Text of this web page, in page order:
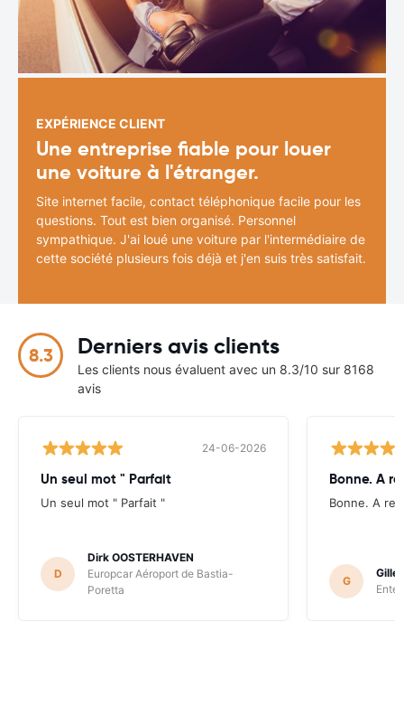
EXPÉRIENCE CLIENT
Une entreprise fiable pour louer
une voiture à l'étranger.
Site internet facile, contact téléphonique facile pour les
questions. Tout est bien organisé. Personnel
sympathique. J'ai loué une voiture par l'intermédiaire de
cette société plusieurs fois déjà et j'en suis très satisfait.
8.3 Derniers avis clients
Les clients nous évaluent avec un 8.3/10 sur 8168
avis
24-06-2026
Un seul mot " Parfait
Un seul mot " Parfait "
D
Dirk OOSTERHAVEN
Europcar Aéroport de Bastia-
Poretta
Bonne. A
Bonne. A
G